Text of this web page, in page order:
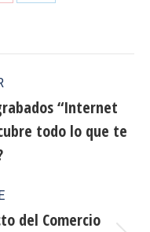
“Internet
todo lo que te
del Comercio